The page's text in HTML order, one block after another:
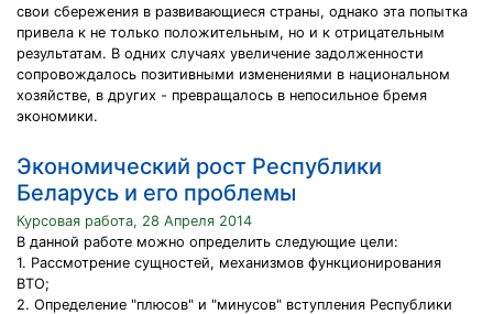
свои сбережения в развивающиеся страны, однако эта попытка
привела к не только положительным, но и к отрицательным
результатам. В одних случаях увеличение задолженности
сопровождалось позитивными изменениями в национальном
хозяйстве, в других - превращалось в непосильное бремя
экономики.
Экономический рост Республики
Беларусь и его проблемы
Курсовая работа, 28 Апреля 2014
В данной работе можно определить следующие цели:
1. Рассмотрение сущностей, механизмов функционирования
ВТО;
2. Определение "плюсов" и "минусов" вступления Республики